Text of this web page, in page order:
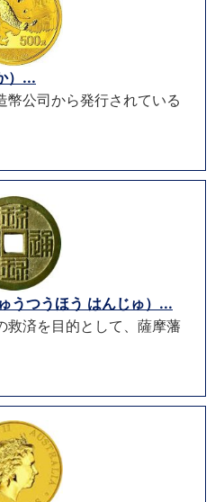
）...
幣公司から発行されている
うつうほう はんじゅ）...
救済を目的として、薩摩藩